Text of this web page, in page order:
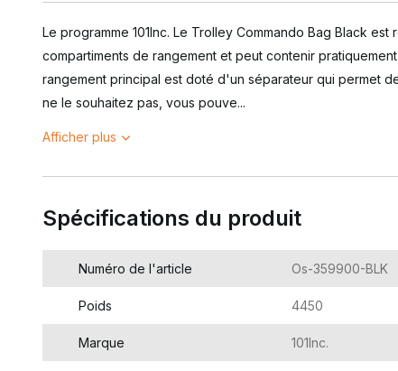
Le programme 101Inc. Le Trolley Commando Bag Black
compartiments de rangement et peut contenir
rangement principal est doté d'un séparateur qui permet
ne le souhaitez pas, vous pouve...
Afficher plus
Spécifications du produit
Numéro de l'article Os-359900-BLK
Poids 4450
Marque 101Inc.